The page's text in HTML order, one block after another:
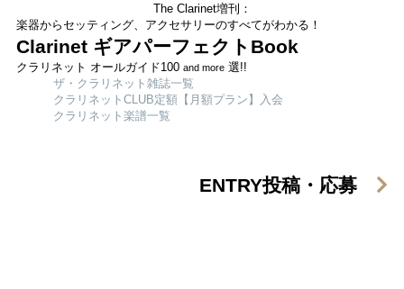
The Clarinet増刊：
楽器からセッティング、アクセサリーのすべてがわかる！
Clarinet ギアパーフェクトBook
クラリネット オールガイド100 and more選!!
ザ・クラリネット雑誌一覧
クラリネットCLUB定額【月額プラン】入会
クラリネット楽譜一覧
ENTRY投稿・応募